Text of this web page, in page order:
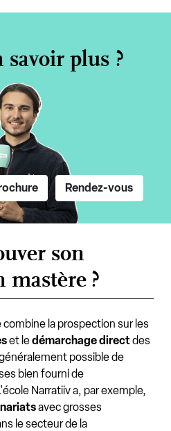
savoir plus ?
Rendez-vous
son
mastère ?
la prospection sur les
et ledémarchage directdes
possible de
bien fourni de
Narratiiv a, par exemple,
avec grosses
le secteur de la